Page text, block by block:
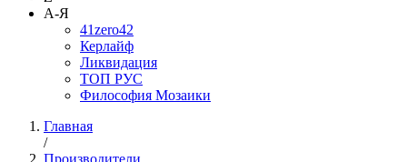
А-Я
41zero42
Керлайф
Ликвидация
ТОП РУС
Философия Мозаики
Главная
/
Производители